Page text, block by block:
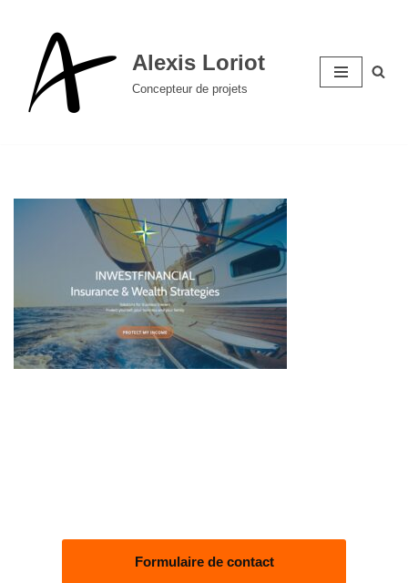
contenu
Alexis Loriot
Concepteur de projets
Formulaire de contact